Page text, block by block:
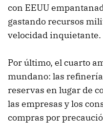
con EEUU
gastando recursos
velocidad inquietante.
Por último, el cuarto
mundano: las
reservas en lugar de
las empresas y los
compras por